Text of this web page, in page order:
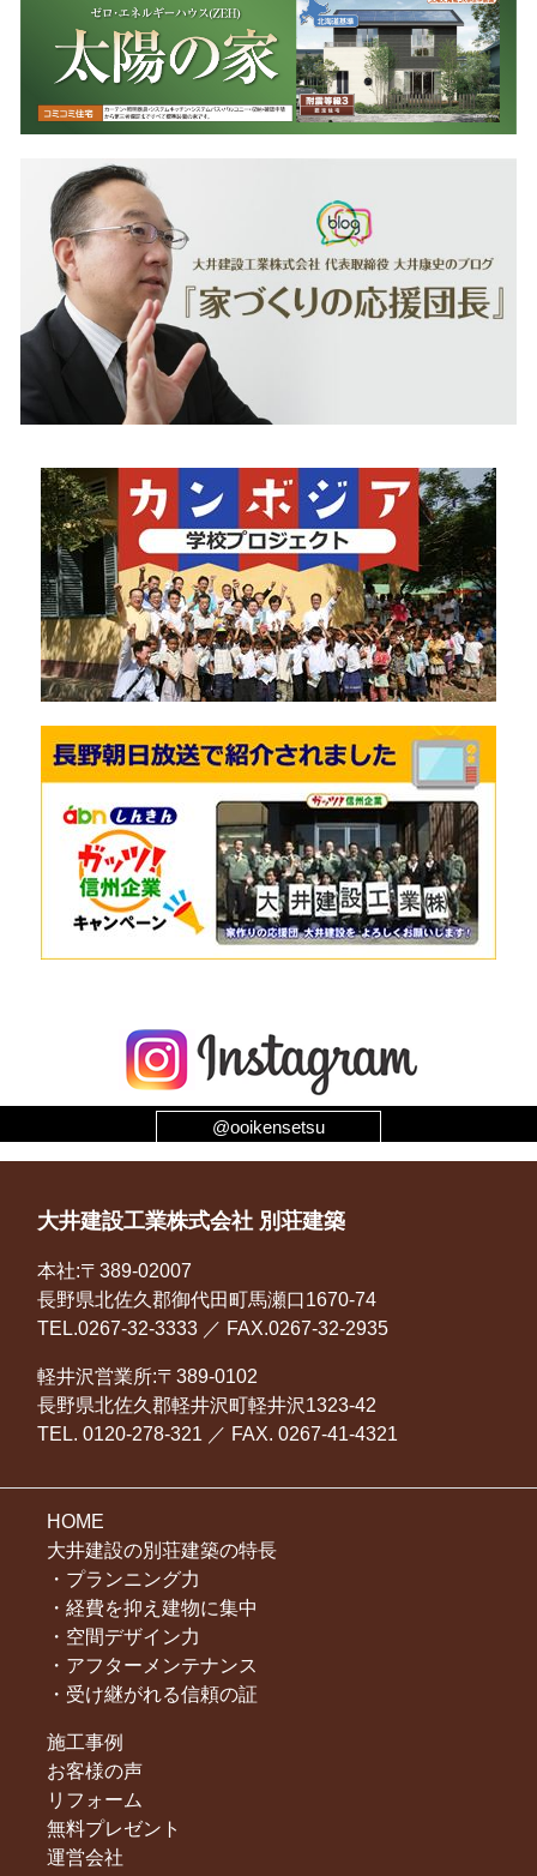
@ooikensetsu
大井建設工業株式会社 別荘建築
本社:〒389-02007
長野県北佐久郡御代田町馬瀬口1670-74
TEL.0267-32-3333 ／ FAX.0267-32-2935
軽井沢営業所:〒389-0102
長野県北佐久郡軽井沢町軽井沢1323-42
TEL. 0120-278-321 ／ FAX. 0267-41-4321
HOME
大井建設の別荘建築の特長
プランニング力
経費を抑え建物に集中
空間デザイン力
アフターメンテナンス
受け継がれる信頼の証
施工事例
お客様の声
リフォーム
無料プレゼント
運営会社